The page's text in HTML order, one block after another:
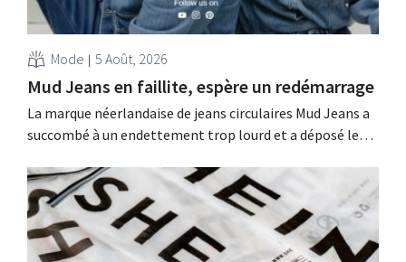
Mode 5 Août, 2026
Mud Jeans en faillite, espère un redémarrage
La marque néerlandaise de jeans circulaires Mud Jeans a
succombé à un endettement trop lourd et a déposé le
l'histoire ne s'arrête pas là.